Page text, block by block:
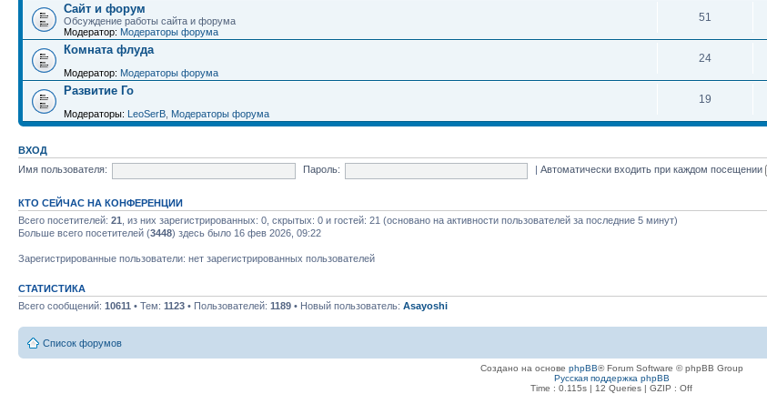
Сайт и форум
Обсуждение работы сайта и форума
Модератор: Модераторы форума
51
Комната флуда
Модератор: Модераторы форума
24
Развитие Го
Модераторы: LeoSerB Модераторы форума
19
ВХОД
Имя пользователя:
Пароль: |Автоматически входить при каждом посещении
КТО СЕЙЧАС НА КОНФЕРЕНЦИИ
Всего посетителей: 21 , из них зарегистрированных: 0, скрытых: 0 и гостей: 21 (основано на активности пользователей за последние 5 минут)
Больше всего посетителей (3448) здесь было 16 фев 2026, 09:22
Зарегистрированные пользователи: нет зарегистрированных пользователей
СТАТИСТИКА
Всего сообщений: 10611 • Тем: 1123 • Пользователей: 1189 • Новый пользователь: Asayoshi
Список форумов
Создано на основе phpBB® Forum Software © phpBB Group
Русская поддержка phpBB
Time : 0.115s | 12 Queries | GZIP : Off